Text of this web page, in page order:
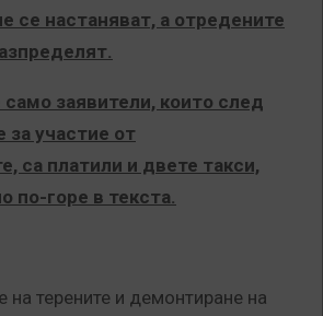
се настаняват, а отредените
заявители, които след
участие от
са платили и двете такси,
по-горе в текста.
терените и демонтиране на